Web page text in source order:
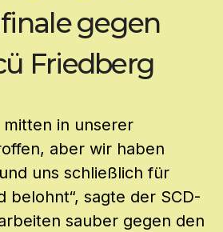
gegen
Friedberg
mitten in unserer
aber wir haben
uns schließlich für
belohnt“, sagte der SCD-
sauber gegen den